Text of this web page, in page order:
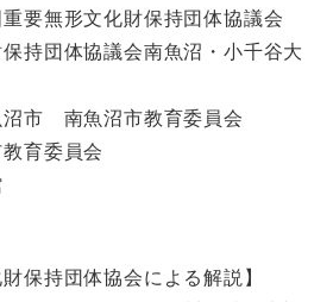
形文化財保持団体協議会
持団体協議会南魚沼・小千谷大
南魚沼市教育委員会
育委員会
保持団体協会による解説】